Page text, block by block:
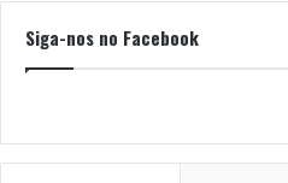
Siga-nos no Facebook